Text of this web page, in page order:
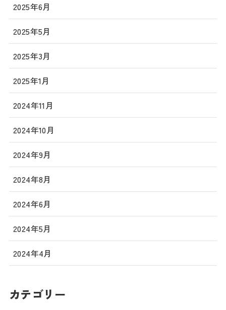
2025年6月
2025年5月
2025年3月
2025年1月
2024年11月
2024年10月
2024年9月
2024年8月
2024年6月
2024年5月
2024年4月
カテゴリー